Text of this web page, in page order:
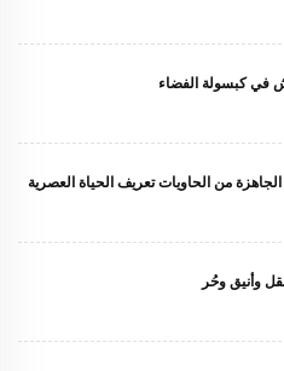
في كبسولة الفضاء
من الحاويات تعريف الحياة العصرية
وأنيق وحُر